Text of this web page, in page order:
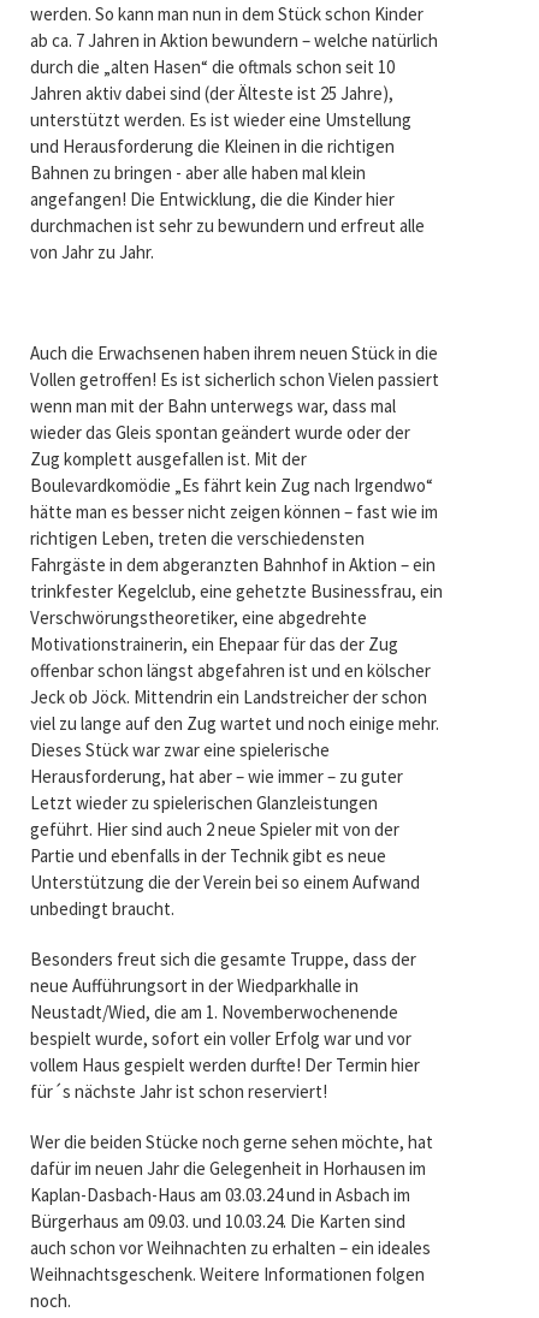
werden. So kann man nun in dem Stück schon Kinder
ab ca. 7 Jahren in Aktion bewundern – welche natürlich
durch die „alten Hasen“ die oftmals schon seit 10
Jahren aktiv dabei sind (der Älteste ist 25 Jahre),
unterstützt werden. Es ist wieder eine Umstellung
und Herausforderung die Kleinen in die richtigen
Bahnen zu bringen - aber alle haben mal klein
angefangen! Die Entwicklung, die die Kinder hier
durchmachen ist sehr zu bewundern und erfreut alle
von Jahr zu Jahr.
Auch die Erwachsenen haben ihrem neuen Stück in die
Vollen getroffen! Es ist sicherlich schon Vielen passiert
wenn man mit der Bahn unterwegs war, dass mal
wieder das Gleis spontan geändert wurde oder der
Zug komplett ausgefallen ist. Mit der
Boulevardkomödie „Es fährt kein Zug nach Irgendwo“
hätte man es besser nicht zeigen können – fast wie im
richtigen Leben, treten die verschiedensten
Fahrgäste in dem abgeranzten Bahnhof in Aktion – ein
trinkfester Kegelclub, eine gehetzte Businessfrau, ein
Verschwörungstheoretiker, eine abgedrehte
Motivationstrainerin, ein Ehepaar für das der Zug
offenbar schon längst abgefahren ist und en kölscher
Jeck ob Jöck. Mittendrin ein Landstreicher der schon
viel zu lange auf den Zug wartet und noch einige mehr.
Dieses Stück war zwar eine spielerische
Herausforderung, hat aber – wie immer – zu guter
Letzt wieder zu spielerischen Glanzleistungen
geführt. Hier sind auch 2 neue Spieler mit von der
Partie und ebenfalls in der Technik gibt es neue
Unterstützung die der Verein bei so einem Aufwand
unbedingt braucht.
Besonders freut sich die gesamte Truppe, dass der
neue Aufführungsort in der Wiedparkhalle in
Neustadt/Wied, die am 1. Novemberwochenende
bespielt wurde, sofort ein voller Erfolg war und vor
vollem Haus gespielt werden durfte! Der Termin hier
für´s nächste Jahr ist schon reserviert!
Wer die beiden Stücke noch gerne sehen möchte, hat
dafür im neuen Jahr die Gelegenheit in Horhausen im
Kaplan-Dasbach-Haus am 03.03.24 und in Asbach im
Bürgerhaus am 09.03. und 10.03.24. Die Karten sind
auch schon vor Weihnachten zu erhalten – ein ideales
Weihnachtsgeschenk. Weitere Informationen folgen
noch.